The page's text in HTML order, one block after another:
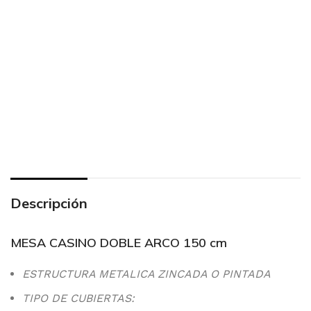
Descripción
MESA CASINO DOBLE ARCO 150 cm
ESTRUCTURA METALICA ZINCADA O PINTADA
TIPO DE CUBIERTAS: